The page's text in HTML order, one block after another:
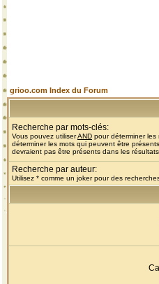
grioo.com Index du Forum
Recherche par mots-clés:
Vous pouvez utiliserAND pour déterminer
déterminer les mots qui peuvent être
devraient pas être présents dans les
Recherche par auteur:
Utilisez * comme un joker pour des